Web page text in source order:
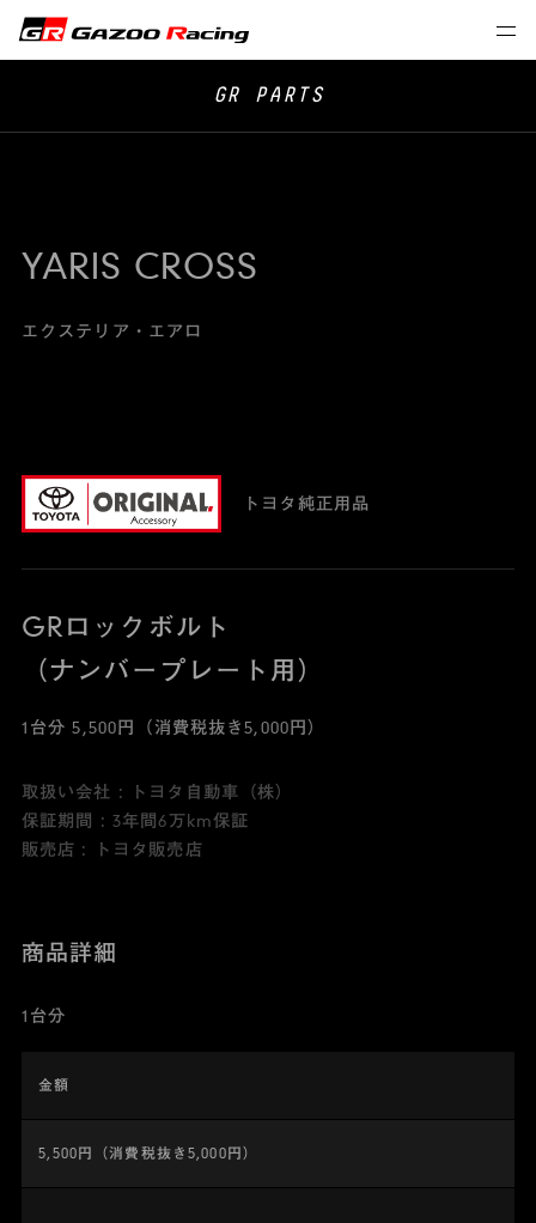
GR PARTS
YARIS CROSS
エクステリア・エアロ
トヨタ純正用品
GRロックボルト
（ナンバープレート用）
1台分 5,500円（消費税抜き5,000円）
取扱い会社 : トヨタ自動車（株）
保証期間 : 3年間6万km保証
販売店 : トヨタ販売店
商品詳細
1台分
金額
5,500円（消費税抜き5,000円）